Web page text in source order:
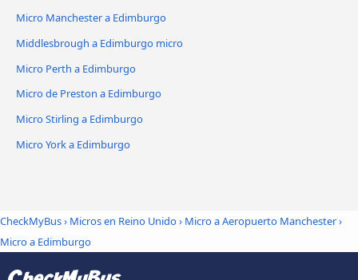
Micro Manchester a Edimburgo
Middlesbrough a Edimburgo micro
Micro Perth a Edimburgo
Micro de Preston a Edimburgo
Micro Stirling a Edimburgo
Micro York a Edimburgo
CheckMyBus› Micros en Reino Unido› Micro a Aeropuerto Manchester›
Micro a Edimburgo